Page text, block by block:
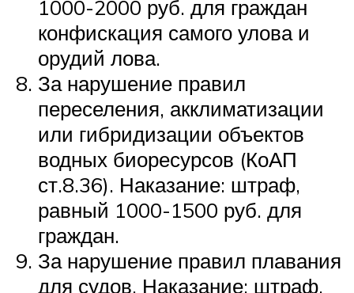
1000-2000 руб. для граждан
конфискация самого улова и
орудий лова.
За нарушение правил
переселения, акклиматизации
или гибридизации объектов
водных биоресурсов (КоАП
ст.8.36). Наказание: штраф,
равный 1000-1500 руб. для
граждан.
За нарушение правил плавания
для судов. Наказание: штраф,